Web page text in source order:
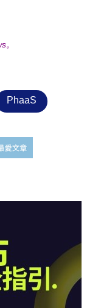
PhaaS